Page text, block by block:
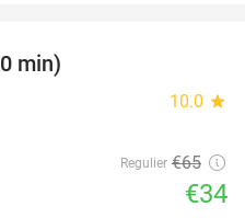
min)
10.0 star
Regulier €65
€34